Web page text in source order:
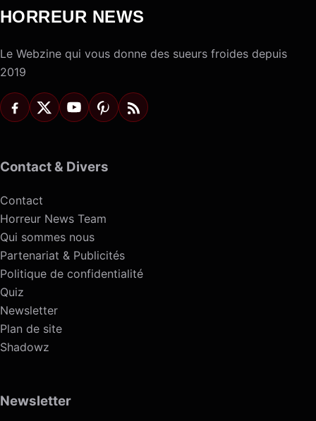
HORREUR NEWS
Le Webzine qui vous donne des sueurs froides depuis
2019
Contact & Divers
Contact
Horreur News Team
Qui sommes nous
Partenariat & Publicités
Politique de confidentialité
Quiz
Newsletter
Plan de site
Shadowz
Newsletter